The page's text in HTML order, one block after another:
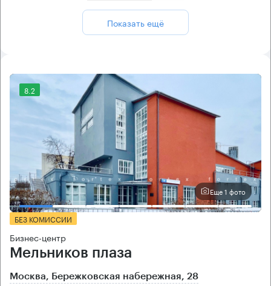
Показать ещё
8.2
Еще 1 фото
БЕЗ КОМИССИИ
Бизнес-центр
Мельников плаза
Москва, Бережковская набережная, 28